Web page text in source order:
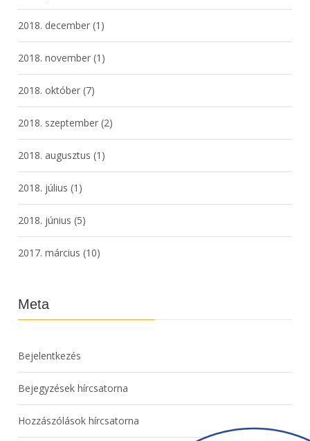
2018. december (1)
2018. november (1)
2018. október (7)
2018. szeptember (2)
2018. augusztus (1)
2018. július (1)
2018. június (5)
2017. március (10)
Meta
Bejelentkezés
Bejegyzések hírcsatorna
Hozzászólások hírcsatorna